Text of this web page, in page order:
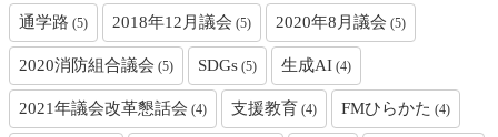
通学路 (5) 2018年12月議会 (5) 2020年8月議会 (5)
2020消防組合議会 (5) SDGs (5) 生成AI (4)
2021年議会改革懇話会 (4) 支援教育 (4) FMひらかた (4)